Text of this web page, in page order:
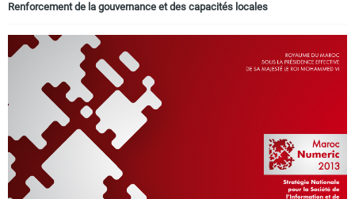
Renforcement de la gouvernance et des capacités locales